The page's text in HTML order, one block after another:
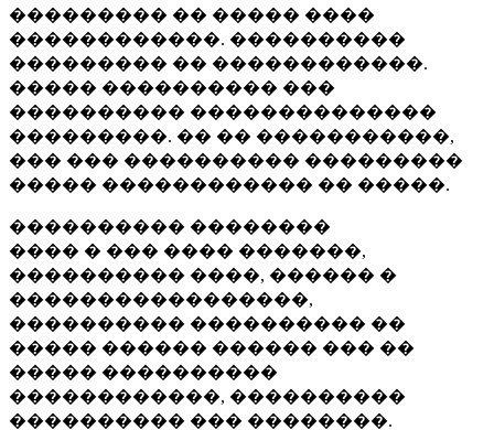
��������� �� ����� ����
������������. ����������
��������� �� ������������.
����� ���������� ���
���������� ��������������
���������. �� �� �����������,
��� ��� ���������� ���������
����� ������������ �� �����.
���������� ��������
���� � ��� ���� �������,
���������� ����, ������ �
�����������������,
���������� ���������� ��
����� ������ ������ ��� ��
����� ����������
������������, ����������
���������� ��� ��������.